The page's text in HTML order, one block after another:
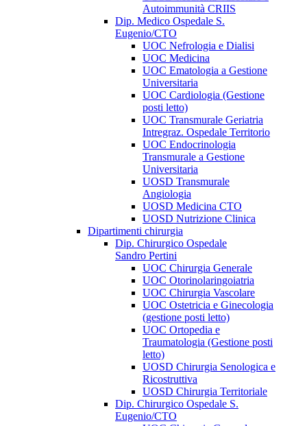
Autoimmunità CRIIS
Dip. Medico Ospedale S.
Eugenio/CTO
UOC Nefrologia e Dialisi
UOC Medicina
UOC Ematologia a Gestione
Universitaria
UOC Cardiologia (Gestione
posti letto)
UOC Transmurale Geriatria
Intregraz. Ospedale Territorio
UOC Endocrinologia
Transmurale a Gestione
Universitaria
UOSD Transmurale
Angiologia
UOSD Medicina CTO
UOSD Nutrizione Clinica
Dipartimenti chirurgia
Dip. Chirurgico Ospedale
Sandro Pertini
UOC Chirurgia Generale
UOC Otorinolaringoiatria
UOC Chirurgia Vascolare
UOC Ostetricia e Ginecologia
(gestione posti letto)
UOC Ortopedia e
Traumatologia (Gestione posti
letto)
UOSD Chirurgia Senologica e
Ricostruttiva
UOSD Chirurgia Territoriale
Dip. Chirurgico Ospedale S.
Eugenio/CTO